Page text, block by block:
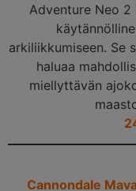
Adventure Neo 2
arkiliikkumiseen. Se
haluaa
miellyttävän
Cannondale